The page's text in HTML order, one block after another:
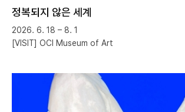
정복되지 않은 세계
2026. 6. 18 – 8. 1
[VISIT] OCI Museum of Art